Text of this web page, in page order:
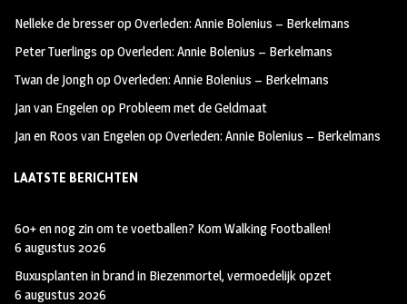
oo
k
m
Nelleke de bresseropOverleden: Annie Bolenius – Berkelmans
Peter Tuerlings opOverleden: Annie Bolenius – Berkelmans
Twan de JonghopOverleden: Annie Bolenius – Berkelmans
Jan van Engelenop Probleem met de Geldmaat
Jan en Roos van EngelenopOverleden: Annie Bolenius – Berkelmans
LAATSTE BERICHTEN
60+ en nog zin om te voetballen? Kom Walking Footballen!
6 augustus 2026
Buxusplanten in brand in Biezenmortel, vermoedelijk opzet
6 augustus 2026